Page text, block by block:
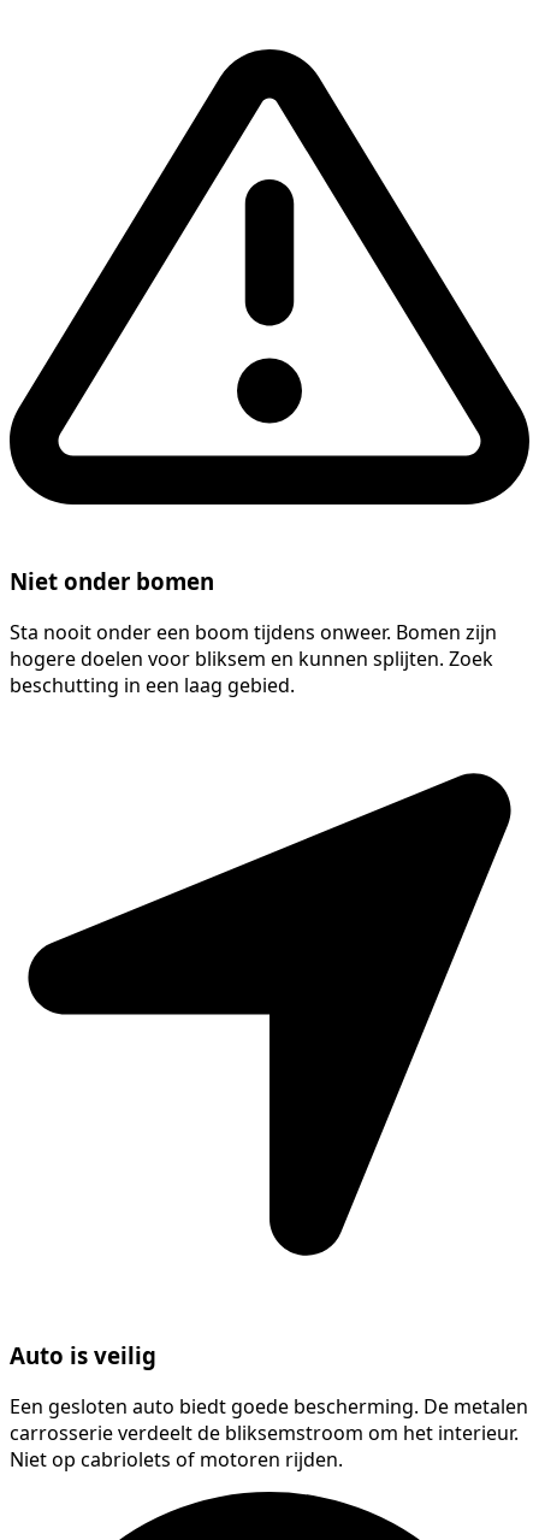
Niet onder bomen
Sta nooit onder een boom tijdens onweer. Bomen zijn
hogere doelen voor bliksem en kunnen splijten. Zoek
beschutting in een laag gebied.
Auto is veilig
Een gesloten auto biedt goede bescherming. De metalen
carrosserie verdeelt de bliksemstroom om het interieur.
Niet op cabriolets of motoren rijden.